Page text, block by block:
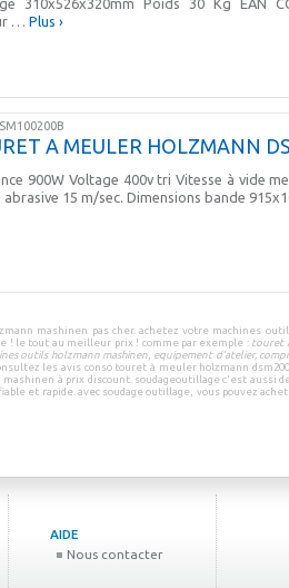
…Plus ›
A MEULER HOLZMANN
900W Voltage 400v tri Vitesse à vide
abrasive 15 m/sec. Dimensions bande
mashinen pas cher. achetez votre machines
! le tout au meilleur prix! comme par exemple : touret
outils holzmann mashinen, equipement d'atelier,
lesavis conso touret à meuler holzmann
à prix discount. soudageoutillagec'est aussi
et rapide. avec soudage outillage, vous pouvez
AIDE
Nous contacter